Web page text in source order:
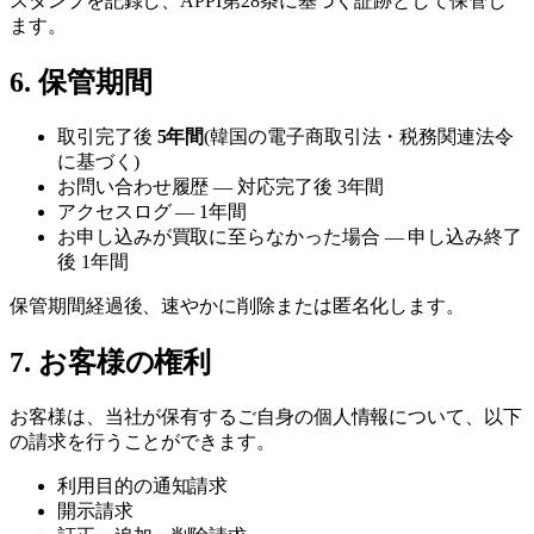
ます。
6. 保管期間
取引完了後 5年間(韓国の電子商取引法・税務関連法令
に基づく)
お問い合わせ履歴 — 対応完了後 3年間
アクセスログ — 1年間
お申し込みが買取に至らなかった場合 — 申し込み終了
後 1年間
保管期間経過後、速やかに削除または匿名化します。
7. お客様の権利
お客様は、当社が保有するご自身の個人情報について、以下
の請求を行うことができます。
利用目的の通知請求
開示請求